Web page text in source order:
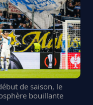
de saison, le
bouillante